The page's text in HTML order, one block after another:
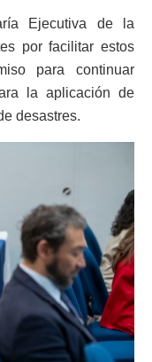
Ejecutiva de la
por facilitar estos
para continuar
la aplicación de
desastres.